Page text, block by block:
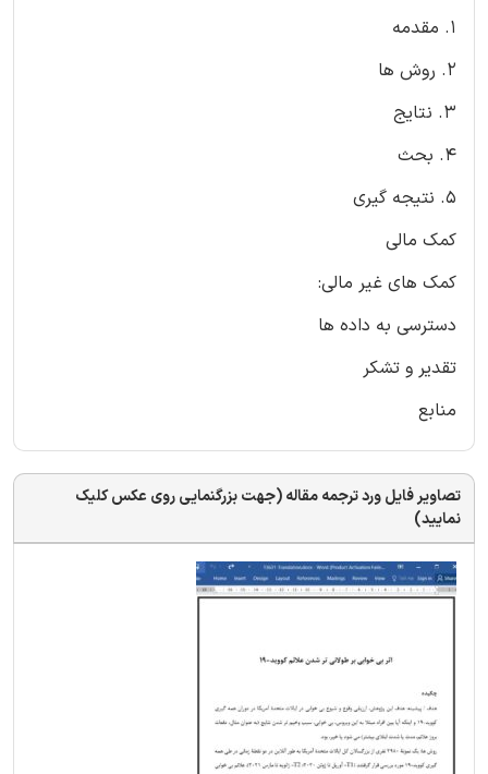
1. مقدمه
2. روش ها
3. نتایج
4. بحث
5. نتیجه گیری
کمک مالی
کمک های غیر مالی:
دسترسی به داده ها
تقدیر و تشکر
منابع
تصاویر فایل ورد ترجمه مقاله (جهت بزرگنمایی روی عکس کلیک
نمایید)